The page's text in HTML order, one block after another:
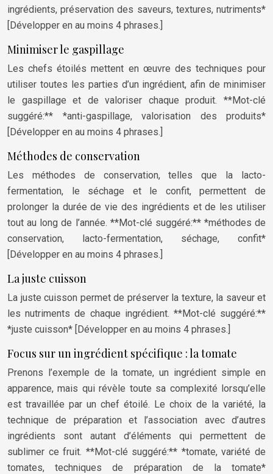
ingrédients, préservation des saveurs, textures, nutriments*
[Développer en au moins 4 phrases.]
Minimiser le gaspillage
Les chefs étoilés mettent en œuvre des techniques pour
utiliser toutes les parties d’un ingrédient, afin de minimiser
le gaspillage et de valoriser chaque produit. **Mot-clé
suggéré:** *anti-gaspillage, valorisation des produits*
[Développer en au moins 4 phrases.]
Méthodes de conservation
Les méthodes de conservation, telles que la lacto-
fermentation, le séchage et le confit, permettent de
prolonger la durée de vie des ingrédients et de les utiliser
tout au long de l’année. **Mot-clé suggéré:** *méthodes de
conservation, lacto-fermentation, séchage, confit*
[Développer en au moins 4 phrases.]
La juste cuisson
La juste cuisson permet de préserver la texture, la saveur et
les nutriments de chaque ingrédient. **Mot-clé suggéré:**
*juste cuisson* [Développer en au moins 4 phrases.]
Focus sur un ingrédient spécifique : la tomate
Prenons l’exemple de la tomate, un ingrédient simple en
apparence, mais qui révèle toute sa complexité lorsqu’elle
est travaillée par un chef étoilé. Le choix de la variété, la
technique de préparation et l’association avec d’autres
ingrédients sont autant d’éléments qui permettent de
sublimer ce fruit. **Mot-clé suggéré:** *tomate, variété de
tomates, techniques de préparation de la tomate*